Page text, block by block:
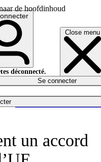
de hoofdinhoud
Close menu
déconnecté.
Se connecter
un accord